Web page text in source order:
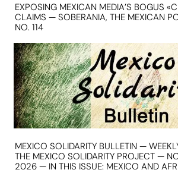
EXPOSING MEXICAN MEDIA’S BOGUS
CLAIMS — SOBERANIA, THE MEXICAN
NO. 114
MEXICO SOLIDARITY BULLETIN —
THE MEXICO SOLIDARITY PROJECT —
2026 — IN THIS ISSUE: MEXICO AND